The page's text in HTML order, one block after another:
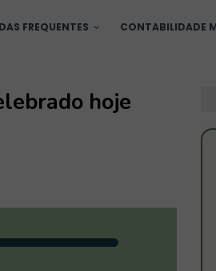
FREQUENTES CONTABILIDADE
hoje